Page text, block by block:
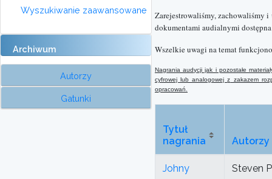
Wyszukiwanie zaawansowane
Archiwum
Autorzy
Gatunki
Zarejestrowaliśmy, zachowaliśmy
dokumentami audialnymi
Wszelkie uwagi na temat
Nagrania audycji jak i pozostałe
cyfrowej lub analogowejz zakazem
opracowań.
Tytuł
nagrania
Autorzy
Johny Steven